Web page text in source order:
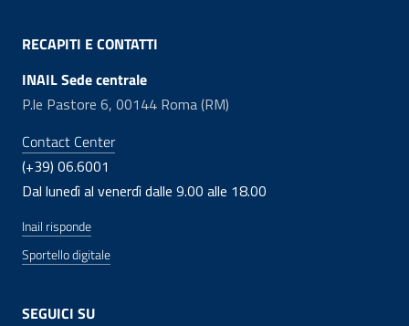
RECAPITI E CONTATTI
INAIL Sede centrale
P.le Pastore 6, 00144 Roma (RM)
Contact Center
(+39) 06.6001
Dal lunedì al venerdì dalle 9.00 alle 18.00
Inail risponde
Sportello digitale
SEGUICI SU